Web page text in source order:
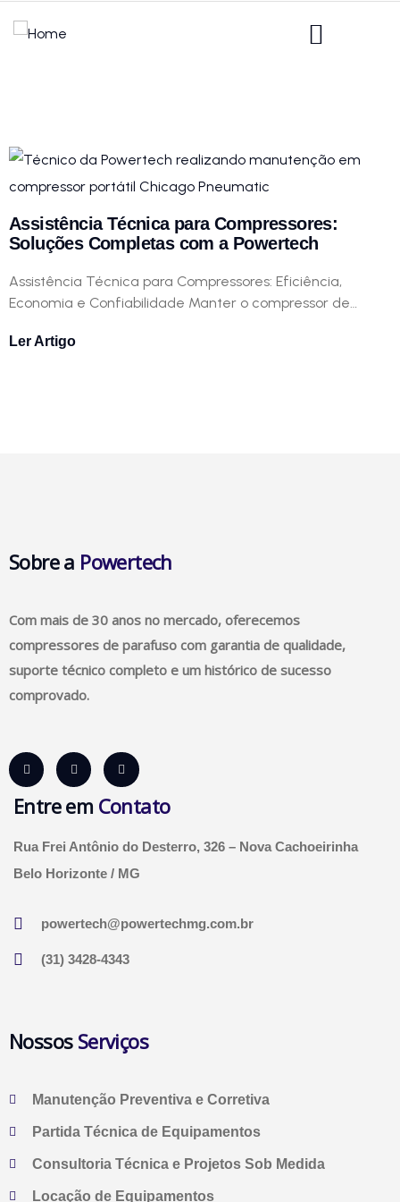
Assistência Técnica para Compressores:
Soluções Completas com a Powertech
Assistência Técnica para Compressores: Eficiência,
Economia e Confiabilidade Manter o compressor de…
Ler Artigo
Sobre a Powertech
Com mais de 30 anos no mercado, oferecemos
compressores de parafuso com garantia de qualidade,
suporte técnico completo e um histórico de sucesso
comprovado.
Entre em Contato
Rua Frei Antônio do Desterro, 326 – Nova Cachoeirinha
Belo Horizonte / MG
powertech@powertechmg.com.br
(31) 3428-4343
Nossos Serviços
Manutenção Preventiva e Corretiva
Partida Técnica de Equipamentos
Consultoria Técnica e Projetos Sob Medida
Locação de Equipamentos